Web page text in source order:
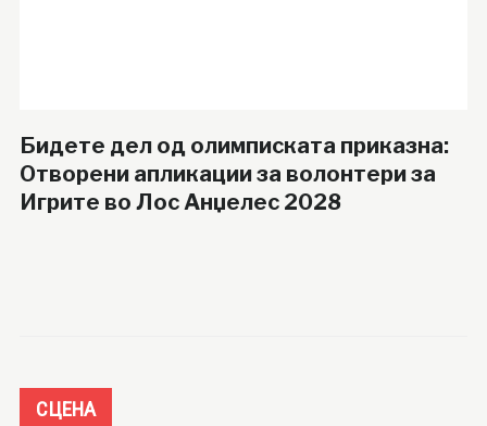
Бидете дел од олимписката приказна:
Отворени апликации за волонтери за
Игрите во Лос Анџелес 2028
СЦЕНА